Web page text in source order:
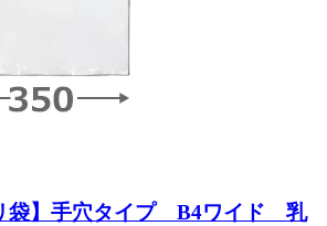
袋】手穴タイプ B4ワイド 乳